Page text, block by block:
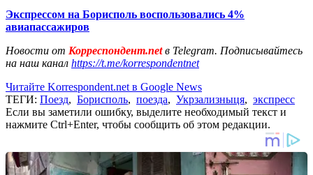
Экспрессом на Борисполь воспользовались 4%
авиапассажиров
Новости от Корреспондент.netв Telegram. Подписывайтесь
на наш канал https://t.me/korrespondentnet
Читайте Korrespondent.net в Google News
ТЕГИ: Поезд, Борисполь, поезда, Укрзализныця, экспресс
Если вы заметили ошибку, выделите необходимый текст и
нажмите Ctrl+Enter, чтобы сообщить об этом редакции.